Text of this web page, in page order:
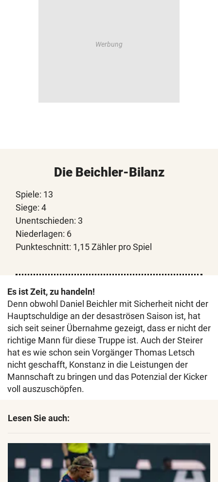
Die Beichler-Bilanz
Spiele: 13
Siege: 4
Unentschieden: 3
Niederlagen: 6
Punkteschnitt: 1,15 Zähler pro Spiel
Es ist Zeit, zu handeln!
Denn obwohl Daniel Beichler mit Sicherheit nicht der
Hauptschuldige an der desaströsen Saison ist, hat
sich seit seiner Übernahme gezeigt, dass er nicht der
richtige Mann für diese Truppe ist. Auch der Steirer
hat es wie schon sein Vorgänger Thomas Letsch
nicht geschafft, Konstanz in die Leistungen der
Mannschaft zu bringen und das Potenzial der Kicker
voll auszuschöpfen.
Lesen Sie auch: